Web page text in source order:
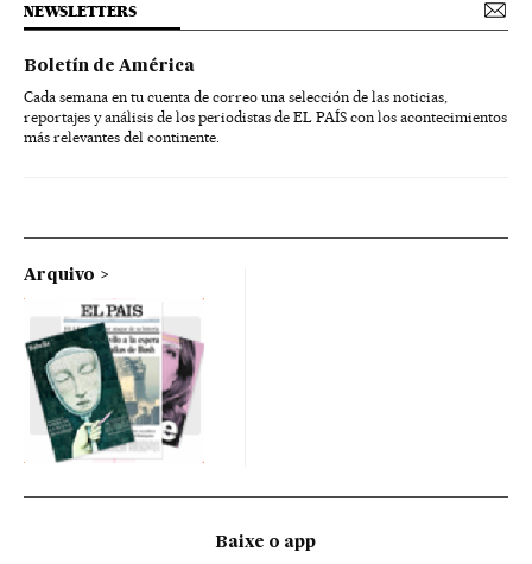
NEWSLETTERS
Boletín de América
Cada semana en tu cuenta de correo una selección de las noticias,
reportajes y análisis de los periodistas de EL PAÍS con los acontecimientos
más relevantes del continente.
Arquivo
Baixe o app